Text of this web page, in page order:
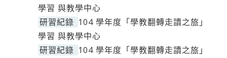
學習 與教學中心
研習紀錄 104 學年度「學教翻轉走讀之旅」
學習 與教學中心
研習紀錄 104 學年度「學教翻轉走讀之旅」